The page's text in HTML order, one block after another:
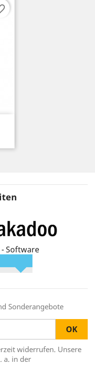
- Software
Sonderangebote
widerrufen. Unsere
a. in der